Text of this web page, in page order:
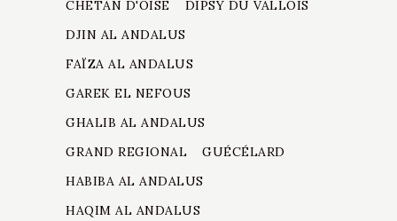
CHETAN D'OISE
DIPSY DU VALLOIS
DJIN AL ANDALUS
FAÏZA AL ANDALUS
GAREK EL NEFOUS
GHALIB AL ANDALUS
GRAND REGIONAL
GUÉCÉLARD
HABIBA AL ANDALUS
HAQIM AL ANDALUS